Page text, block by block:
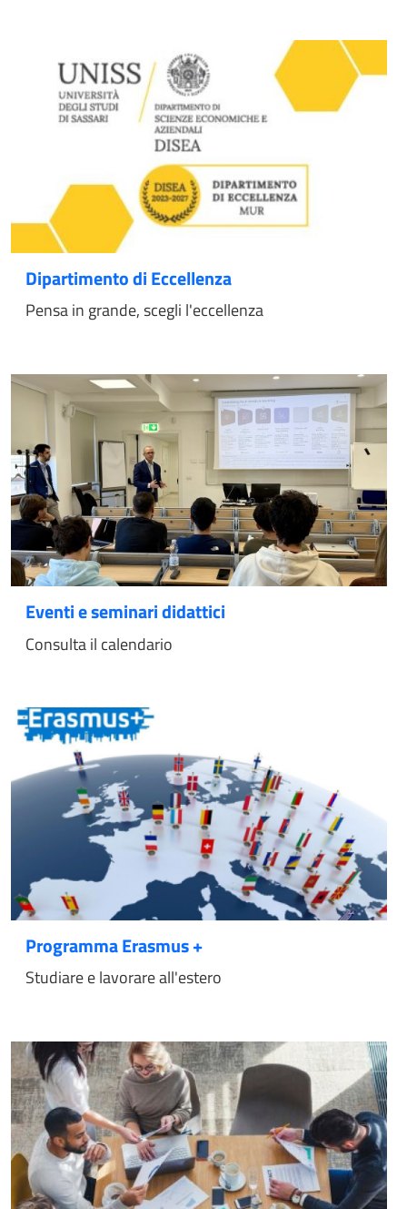
Dipartimento di Eccellenza
Pensa in grande, scegli l'eccellenza
Eventi e seminari didattici
Consulta il calendario
Programma Erasmus +
Studiare e lavorare all'estero